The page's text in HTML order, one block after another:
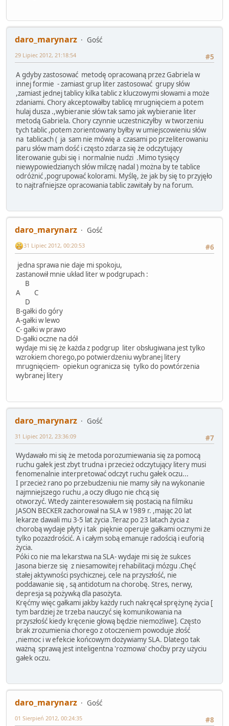
daro_marynarz
Gość
#5
29 Lipiec 2012, 21:18:54
A gdyby zastosować metodę opracowaną przez Gabriela w
innej formie - zamiast grup liter zastosować grupy słów
,zamiast jednej tablicy kilka tablic z kluczowymi słowami a może
zdaniami. Chory akceptowałby tablicę mrugnięciem a potem
hulaj dusza .,wybieranie słów tak samo jak wybieranie liter
metodą Gabriela. Chory czynnie uczestniczyłby w tworzeniu
tych tablic ,potem zorientowany byłby w umiejscowieniu słów
na tablicach ( ja sam nie mówię a czasami po przeliterowaniu
paru słów mam dość i często zdarza się że odczytujący
literowanie gubi się i normalnie nudzi .Mimo tysięcy
niewypowiedzianych słów milczę nadal ) można by te tablice
odróżnić ,pogrupować kolorami. Myślę, że jak by się to przyjęło
to najtrafniejsze opracowania tablic zawitały by na forum.
daro_marynarz
Gość
#6
31 Lipiec 2012, 00:20:53
jedna sprawa nie daje mi spokoju,
zastanowił mnie układ liter w podgrupach :
B
A C
D
B-gałki do góry
A-gałki w lewo
C- gałki w prawo
D-gałki oczne na dół
wydaje mi się że każda z podgrup liter obsługiwana jest tylko
wzrokiem chorego,po potwierdzeniu wybranej litery
mrugnięciem- opiekun ogranicza się tylko do powtórzenia
wybranej litery
daro_marynarz
Gość
#7
31 Lipiec 2012, 23:36:09
Wydawało mi się że metoda porozumiewania się za pomocą
ruchu gałek jest zbyt trudna i przecież odczytujący litery musi
fenomenalnie interpretować odczyt ruchu gałek oczu...
I przecież rano po przebudzeniu nie mamy siły na wykonanie
najmniejszego ruchu ,a oczy długo nie chcą się
otworzyć. Wtedy zainteresowałem się postacią na filmiku
JASON BECKER zachorował na SLA w 1989 r. ,mając 20 lat
lekarze dawali mu 3-5 lat życia .Teraz po 23 latach życia z
chorobą wydaje płyty i tak pięknie operuje gałkami ocznymi że
tylko pozazdrościć. A i całym sobą emanuje radością i euforią
życia.
Póki co nie ma lekarstwa na SLA- wydaje mi się że sukces
Jasona bierze się z niesamowitej rehabilitacji mózgu .Chęć
stałej aktywności psychicznej, cele na przyszłość, nie
poddawanie się , są antidotum na chorobę. Stres, nerwy,
depresja są pożywką dla pasożyta.
Kręćmy więc gałkami jakby każdy ruch nakręcał sprężynę życia [
tym bardziej że trzeba nauczyć się komunikowania na
przyszłość kiedy kręcenie głową będzie niemożliwe]. Często
brak zrozumienia chorego z otoczeniem powoduje złość
,niemoc i w efekcie końcowym dożywiamy SLA. Dlatego tak
ważną sprawą jest inteligentna 'rozmowa' choćby przy użyciu
gałek oczu.
daro_marynarz
Gość
#8
01 Sierpień 2012, 00:24:35